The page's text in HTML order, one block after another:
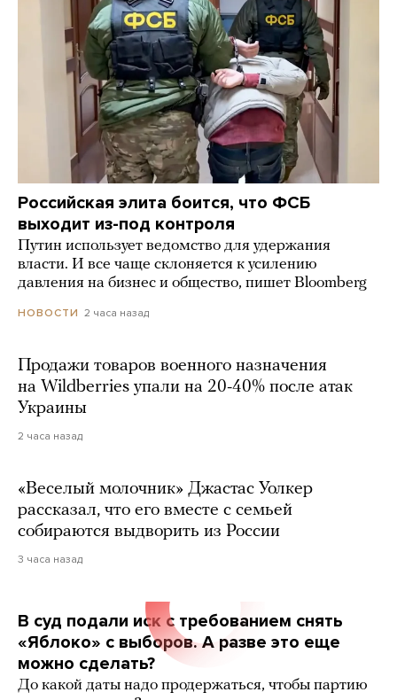
Российская элита боится, что ФСБ
выходит из-под контроля
Путин использует ведомство для удержания
власти. И все чаще склоняется к усилению
давления на бизнес и общество, пишет Bloomberg
НОВОСТИ 2 часа назад
Продажи товаров военного назначения
на Wildberries упали на 20-40% после атак
Украины
2 часа назад
«Веселый молочник» Джастас Уолкер
рассказал, что его вместе с семьей
собираются выдворить из России
3 часа назад
В суд подали иск с требованием снять
«Яблоко» с выборов. А разве это еще
можно сделать?
До какой даты надо продержаться, чтобы партию